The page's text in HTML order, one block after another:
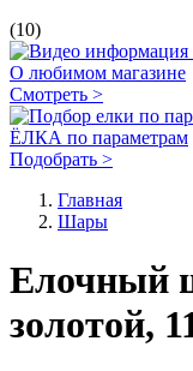
(10)
О любимом магазине
Смотреть >
ЁЛКА по параметрам
Подобрать >
Главная
Шары
золотой,